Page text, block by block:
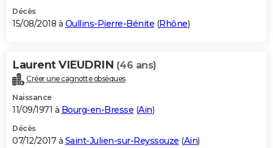
Décès
15/08/2018 à Oullins-Pierre-Bénite (Rhône)
Laurent VIEUDRIN (46 ans)
Créer une cagnotte obsèques
Naissance
11/09/1971 à Bourg-en-Bresse (Ain)
Décès
07/12/2017 à Saint-Julien-sur-Reyssouze (Ain)